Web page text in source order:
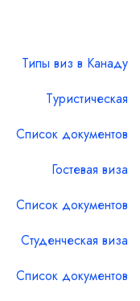
Типы виз в Канаду
Туристическая
Список документов
Гостевая виза
Список документов
Студенческая виза
Список документов